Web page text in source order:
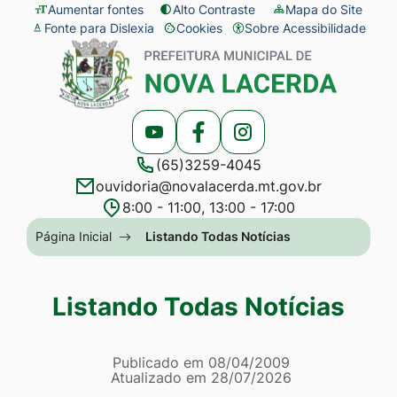
Seção
de
atalhos
acessibilidade
Ir
para
conteúdo
menu
[alt+2]
para
Aumentar fontes Alto Contraste
Mapa do Site
Fonte para Dislexia
Cookies
Abrir
preferências
de
cookies
Sobre Acessibilidade
Seção
menu
Acessar
a
Rede
Social
Acessar
a
Rede
Social
Acessar
a
Rede
Social
(65)3259-4045
ouvidoria@novalacerda.mt.gov.br
8:00 - 11:00, 13:00 - 17:00
Seção
do
principal
Página Inicial Listando Todas Notícias
Listando Todas Notícias
Página Listando Todas
Informações
Publicado em 08/04/2009
Atualizado em 28/07/2026